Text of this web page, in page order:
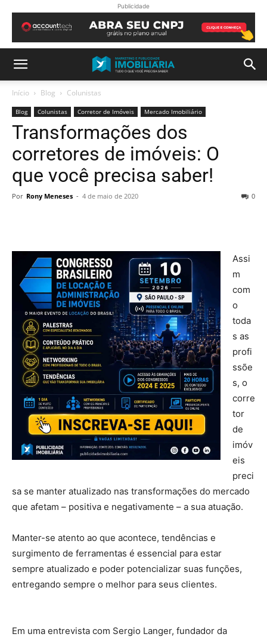
Publicidade
Início Blog Colunistas
Blog Colunistas Corretor de Imóveis Mercado Imobiliário
Transformações dos
corretores de imóveis: O
que você precisa saber!
Por Rony Meneses - 4 de maio de 2020 0
Assi
m
com
o
toda
s as
profi
ssõe
s, o
corre
tor
de
imóv
eis
preci
sa se manter atualizado nas transformações do mercado
que afetam – positiva e negativamente – a sua atuação.
Manter-se atento ao que acontece, tendências e
surgimento de ferramentas é essencial para estar
sempre atualizado e poder potencializar suas funções,
entregando sempre o melhor para seus clientes.
Em uma entrevista com Sergio Langer, fundador da